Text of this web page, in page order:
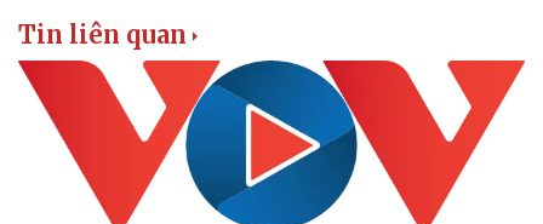
Vụ án
Tin nóng
Tư vấn luật
Vũ khí
Việt Nam
Phân tích
Tin liên quan